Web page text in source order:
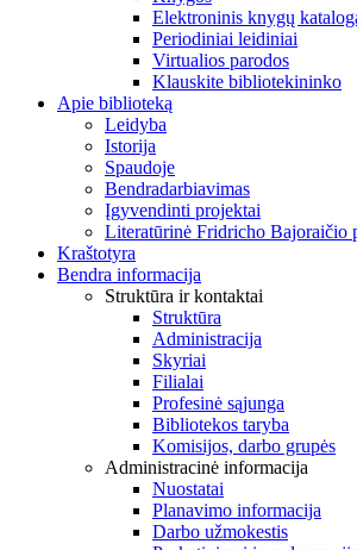
Elektroninis knygų
Periodiniai leidiniai
Virtualios parodos
Klauskite bibliotekininko
Apie biblioteką
Leidyba
Istorija
Spaudoje
Bendradarbiavimas
Įgyvendinti projektai
Literatūrinė Fridricho Bajoraičio
Kraštotyra
Bendra informacija
Struktūra ir kontaktai
Struktūra
Administracija
Skyriai
Filialai
Profesinė sąjunga
Bibliotekos taryba
Komisijos, darbo grupės
Administracinė informacija
Nuostatai
Planavimo informacija
Darbo užmokestis